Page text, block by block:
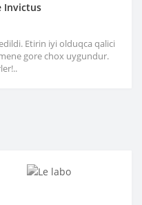
Invictus
Etirin iyi olduqca qalici
gore chox uygundur.